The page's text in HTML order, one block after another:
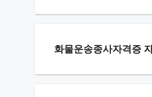
화물운송종사자격증